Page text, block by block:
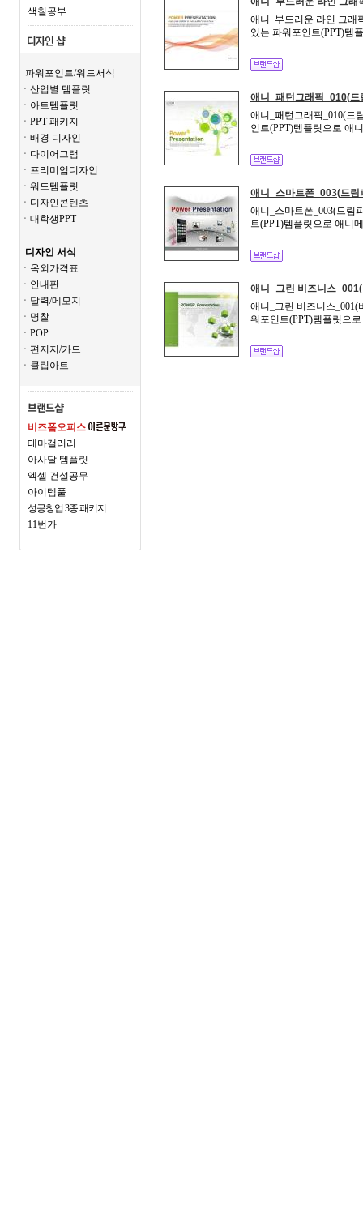
색칠공부
파워포인트/워드서식
ㆍ산업별 템플릿
ㆍ아트템플릿
ㆍPPT 패키지
ㆍ배경 디자인
ㆍ다이어그램
ㆍ프리미엄디자인
ㆍ워드템플릿
ㆍ디자인콘텐츠
ㆍ대학생PPT
디자인 서식
ㆍ옥외가격표
ㆍ안내판
ㆍ달력/메모지
ㆍ명찰
ㆍPOP
ㆍ편지지/카드
ㆍ클립아트
비즈폼오피스
테마갤러리
아사달 템플릿
엑셀 건설공무
아이템풀
성공창업 3종 패키지
11번가
애니_부드러운 라인 그래
있는 파워포인트(PPT)템
애니_패턴그래픽_010(드
애니_패턴그래픽_010(드
인트(PPT)템플릿으로 애
애니_스마트폰_003(드림
애니_스마트폰_003(드림
트(PPT)템플릿으로 애니
애니_그린 비즈니스
애니_그린 비즈니스
워포인트(PPT)템플릿으